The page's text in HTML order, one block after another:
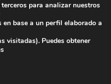
de privacidad
2019-220
para analizar nuestros
base a un perfil elaborado a
visitadas). Puedes obtener